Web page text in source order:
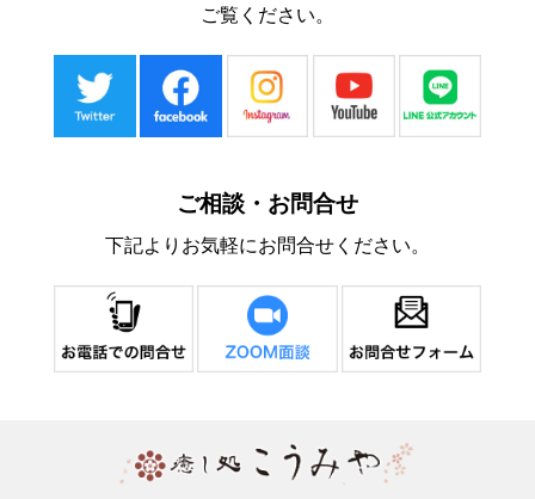
ご覧ください。
ご相談・お問合せ
下記よりお気軽にお問合せください。